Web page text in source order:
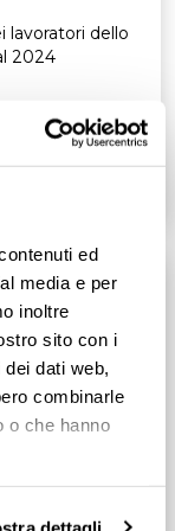
ed
media e per
inoltre
sito con i
dati web,
combinarle
o che hanno
lavoratori dello
2024
Leggi tutto